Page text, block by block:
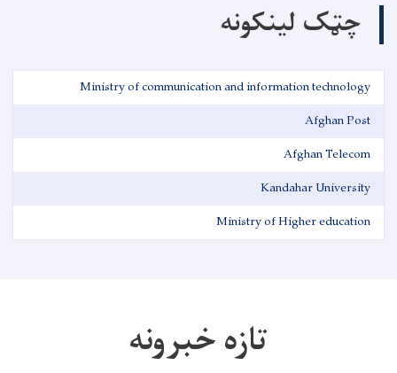
چټک لینکونه
Ministry of communication and information technology
Afghan Post
Afghan Telecom
Kandahar University
Ministry of Higher education
تازه خبرونه